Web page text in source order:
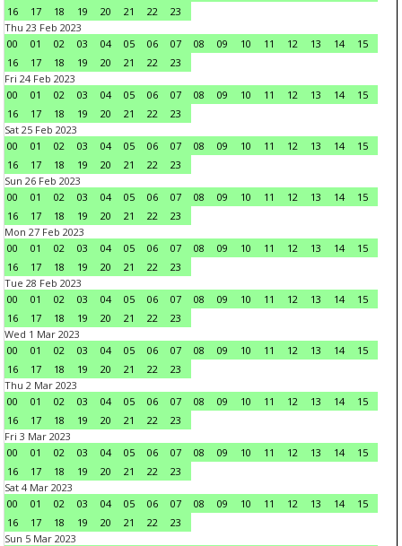
16
17 18 19 20 21 22
23
Thu 23 Feb 2023
00
01 02 03 04 05 06 07 08 09 10 11 12 13 14
15
16
17 18 19 20 21 22
23
Fri 24 Feb 2023
00
01 02 03 04 05 06 07 08 09 10 11 12 13 14
15
16
17 18 19 20 21 22
23
Sat 25 Feb 2023
00
01 02 03 04 05 06 07 08 09 10 11 12 13 14
15
16
17 18 19 20 21 22
23
Sun 26 Feb 2023
00
01 02 03 04 05 06 07 08 09 10 11 12 13 14
15
16
17 18 19 20 21 22
23
Mon 27 Feb 2023
00
01 02 03 04 05 06 07 08 09 10 11 12 13 14
15
16
17 18 19 20 21 22
23
Tue 28 Feb 2023
00
01 02 03 04 05 06 07 08 09 10 11 12 13 14
15
16
17 18 19 20 21 22
23
Wed 1 Mar 2023
00
01 02 03 04 05 06 07 08 09 10 11 12 13 14
15
16
17 18 19 20 21 22
23
Thu 2 Mar 2023
00
01 02 03 04 05 06 07 08 09 10 11 12 13 14
15
16
17 18 19 20 21 22
23
Fri 3 Mar 2023
00
01 02 03 04 05 06 07 08 09 10 11 12 13 14
15
16
17 18 19 20 21 22
23
Sat 4 Mar 2023
00
01 02 03 04 05 06 07 08 09 10 11 12 13 14
15
16
17 18 19 20 21 22
23
Sun 5 Mar 2023